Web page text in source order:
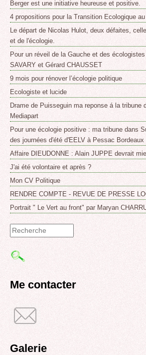
Berger est une initiative heureuse et positive.
4 propositions pour la Transition Ecologique
Le départ de Nicolas Hulot, deux défaites,
et de l'écologie.
Pour un réveil de la Gauche et des
SAVARY et Gérard CHAUSSET
9 mois pour rénover l’écologie politique
Ecologiste et lucide
Drame de Puisseguin ma reponse á la tribune
Mediapart
Pour une écologie positive : ma tribune dans
des journées d'été d'EELV à Pessac Bordeaux
Affaire DIEUDONNE : Alain JUPPE devrait
J'ai été volontaire et après ?
Mon CV Politique
RENDRE COMPTE - REVUE DE PRESSE
Portrait " Le Vert au front" par Maryan
Formulaire
de
Me contacter
Galerie